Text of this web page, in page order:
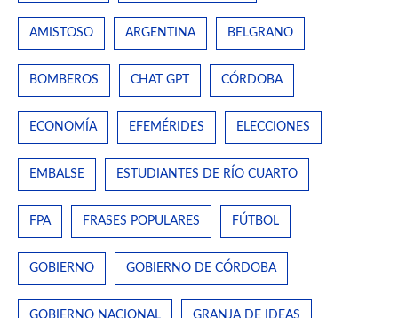
AMISTOSO ARGENTINA BELGRANO
BOMBEROS CHAT GPT CÓRDOBA
ECONOMÍA EFEMÉRIDES ELECCIONES
EMBALSE ESTUDIANTES DE RÍO CUARTO
FPA FRASES POPULARES FÚTBOL
GOBIERNO GOBIERNO DE CÓRDOBA